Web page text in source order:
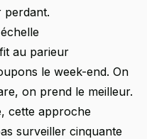
perdant.
au parieur
le week-end. On
on prend le meilleur.
cette approche
surveiller cinquante